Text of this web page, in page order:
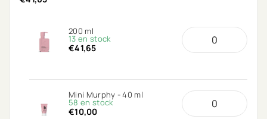
200 ml
13 en stock
€41,65
Mini Murphy - 40 ml
58 en stock
€10,00